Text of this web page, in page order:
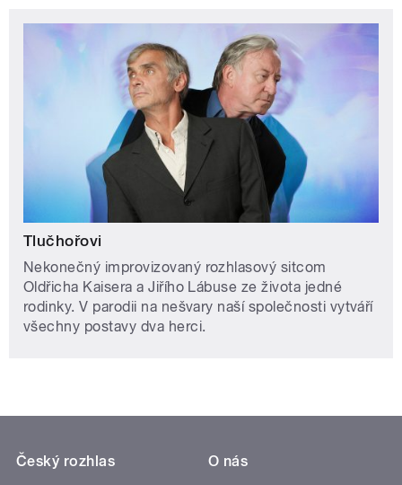
Tlučhořovi
Nekonečný improvizovaný rozhlasový sitcom
Oldřicha Kaisera a Jiřího Lábuse ze života jedné
rodinky. V parodii na nešvary naší společnosti vytváří
všechny postavy dva herci.
Český rozhlas
O nás